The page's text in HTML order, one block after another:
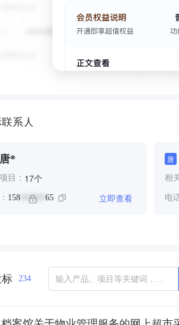
系人
唐*
目： 17个
158 ****** 65 立即查看
唐
相
电
234